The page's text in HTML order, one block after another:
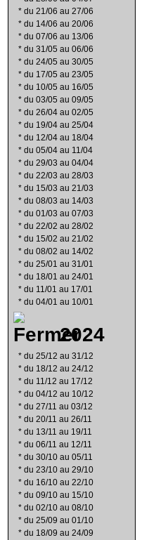
* du 21/06 au 27/06
* du 14/06 au 20/06
* du 07/06 au 13/06
* du 31/05 au 06/06
* du 24/05 au 30/05
* du 17/05 au 23/05
* du 10/05 au 16/05
* du 03/05 au 09/05
* du 26/04 au 02/05
* du 19/04 au 25/04
* du 12/04 au 18/04
* du 05/04 au 11/04
* du 29/03 au 04/04
* du 22/03 au 28/03
* du 15/03 au 21/03
* du 08/03 au 14/03
* du 01/03 au 07/03
* du 22/02 au 28/02
* du 15/02 au 21/02
* du 08/02 au 14/02
* du 25/01 au 31/01
* du 18/01 au 24/01
* du 11/01 au 17/01
* du 04/01 au 10/01
2024
* du 25/12 au 31/12
* du 18/12 au 24/12
* du 11/12 au 17/12
* du 04/12 au 10/12
* du 27/11 au 03/12
* du 20/11 au 26/11
* du 13/11 au 19/11
* du 06/11 au 12/11
* du 30/10 au 05/11
* du 23/10 au 29/10
* du 16/10 au 22/10
* du 09/10 au 15/10
* du 02/10 au 08/10
* du 25/09 au 01/10
* du 18/09 au 24/09